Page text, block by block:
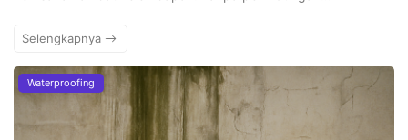
Selengkapnya
Waterproofing